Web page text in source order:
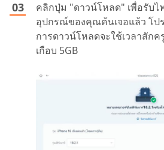
คลิกปุ่ม "ดาวน์โหลด" เพื่อรับไ
อุปกรณ์ของคุณค้นเจอแล้ว โป
การดาวน์โหลดจะใช้เวลาสัก
เกือบ 5GB